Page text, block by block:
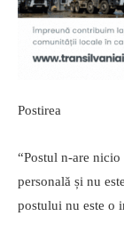
Postirea
“Postul n-are
personală și nu
postului nu este o